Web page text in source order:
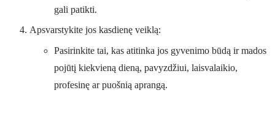
gali patikti.
Apsvarstykite jos kasdienę veiklą:
Pasirinkite tai, kas atitinka jos gyvenimo būdą ir mados
pojūtį kiekvieną dieną, pavyzdžiui, laisvalaikio,
profesinę ar puošnią aprangą.